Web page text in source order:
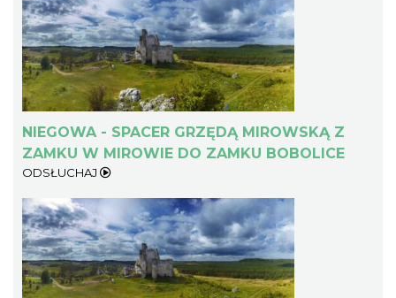
NIEGOWA - SPACER GRZĘDĄ MIROWSKĄ Z
ZAMKU W MIROWIE DO ZAMKU BOBOLICE
ODSŁUCHAJ